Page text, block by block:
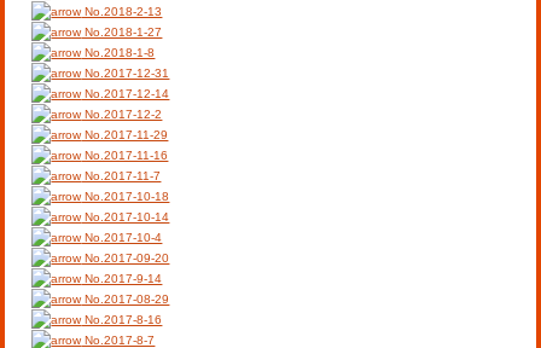
No.2018-2-13
No.2018-1-27
No.2018-1-8
No.2017-12-31
No.2017-12-14
No.2017-12-2
No.2017-11-29
No.2017-11-16
No.2017-11-7
No.2017-10-18
No.2017-10-14
No.2017-10-4
No.2017-09-20
No.2017-9-14
No.2017-08-29
No.2017-8-16
No.2017-8-7